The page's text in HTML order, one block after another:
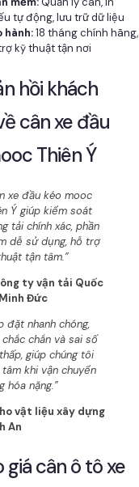
tự động, lưu trữ dữ liệu
hành:18 tháng chính hãng,
kỹ thuật tận nơi
hồi khách
cân xe đầu
Thiên Ý
xe đầu kéo mooc
Ý giúp kiểm soát
tải chính xác, phần
dễ sử dụng, hỗ trợ
tận tâm.”
ty vận tải Quốc
Đức
đặt nhanh chóng,
chắc chắn và sai số
giúp chúng tôi
tâm khi vận chuyển
hóa nặng.”
vật liệu xây dựng
An
giá cân ô tô xe